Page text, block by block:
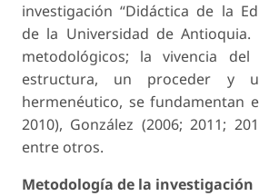
investigación “Didáctica de la
de la Universidad de Antioquia.
metodológicos; la vivencia del
estructura, un proceder y
hermenéutico, se fundamentan
2010), González (2006; 2011;
entre otros.
Metodología de la investigación